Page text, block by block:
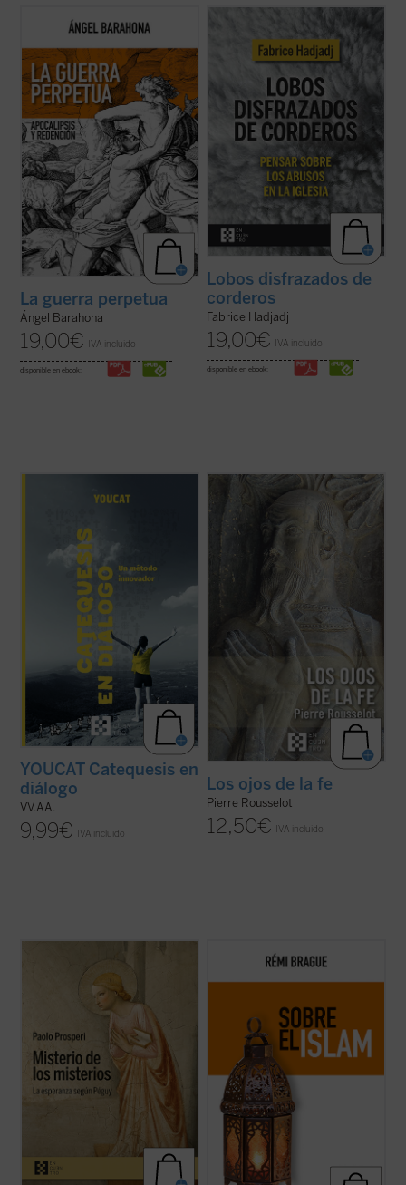
Las preguntas que surgen en este ensayo
son inquietantes: ¿por qué la hostilidad
permanente a lo largo de la historia de la
humanidad y podemos sospechar que lo
seguirá siendo? ¿Por qué la actividad ...(ver
ficha)
La guerra perpetua
Ángel Barahona
19,00€ IVA incluido
disponible en ebook:
lobos se disfrazan de corderos». Una
denuncia de la mentira, la impostura y la
credulidad. Un alegato a favor de la fe. Un
ensayo vigorizante, ejemplar por su ...
Lobos disfrazados de
corderos
Fabrice Hadjadj
19,00€ IVA incluido
disponible en ebook:
es el manual para todo el que
profunda en la gente joven. Una
introducción general a la catequesis
moderna, pero ...(ver ficha)
YOUCAT Catequesis en
diálogo
VV.AA.
9,99€ IVA incluido
Los ojos de la
continúa representando una concepción
teológica muy significativa en la historia
moderna de las explicaciones acerca de la
fe cristiana. En medio de la multiplicidad de
estas, centradas unas ...
Los ojos de la fe
Pierre Rousselot
12,50€ IVA incluido
objetivo más circunscrito, pero no menos
difícil: intentar comprender las razones que
llevan al autor de este ...(ver ficha)
El Islam es objeto de interminables
controversias y mucha confusión. Pero,
civilización? Rémi Brague vuelve sobre
estas cuestiones ...
(ver ficha)